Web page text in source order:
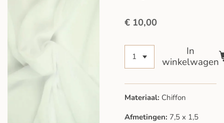
€ 10,00
In
winkelwagen
Materiaal: Chiffon
Afmetingen: 7,5 x 1,5